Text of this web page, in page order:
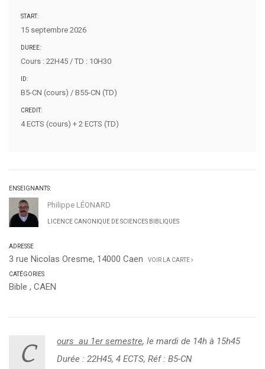
START:
15 septembre 2026
DUREE:
Cours : 22H45 / TD : 10H30
ID:
B5-CN (cours) / B55-CN (TD)
CREDIT:
4 ECTS (cours) + 2 ECTS (TD)
ENSEIGNANTS:
Philippe LÉONARD
LICENCE CANONIQUE DE SCIENCES BIBLIQUES
ADRESSE
3 rue Nicolas Oresme, 14000 Caen VOIR LA CARTE
CATÉGORIES
Bible , CAEN
C ours au 1er semestre, le mardi de 14h à 15h45
Durée : 22H45, 4 ECTS, Réf : B5-CN